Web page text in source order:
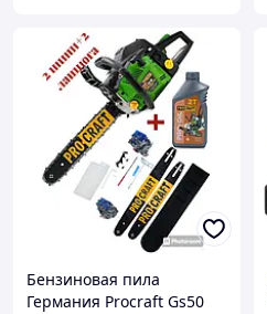
Бензиновая пила
Германия Procraft Gs50